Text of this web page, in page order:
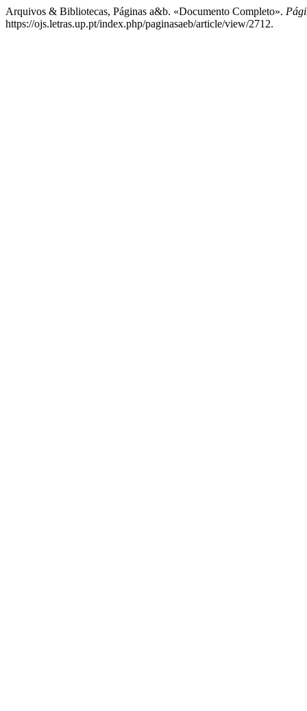
Arquivos & Bibliotecas, Páginas a&b. «Documento Completo».
https://ojs.letras.up.pt/index.php/paginasaeb/article/view/2712.